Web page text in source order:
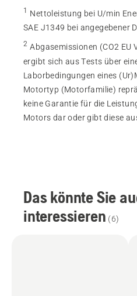
1 Nettoleistung bei U/min
SAE J1349 bei angegebener
2 Abgasemissionen (CO2 EU
ergibt sich aus Tests über
Laborbedingungen eines
Motortyp (Motorfamilie)
keine Garantie für die
Motors dar oder gibt diese
Das könnte Sie
interessieren (6)